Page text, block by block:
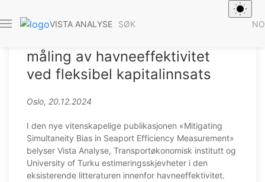
VISTA ANALYSE SØK NO
måling av havneeffektivitet
ved fleksibel kapitalinnsats
Oslo, 20.12.2024
I den nye vitenskapelige publikasjonen «Mitigating
Simultaneity Bias in Seaport Efficiency Measurement»
belyser Vista Analyse, Transportøkonomisk institutt og
University of Turku estimeringsskjevheter i den
eksisterende litteraturen innenfor havneeffektivitet.